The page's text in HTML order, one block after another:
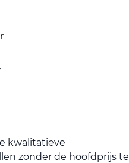
kwalitatieve
zonder de hoofdprijs te